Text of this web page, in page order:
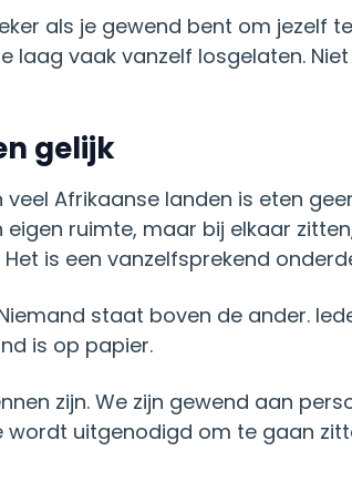
als je gewend bent om jezelf
laag vaak vanzelf losgelaten.
gelijk
Afrikaanse landen is eten
ruimte, maar bij elkaar
is een vanzelfsprekend
staat boven de ander.
is op papier.
zijn. We zijn gewend aan
uitgenodigd om te gaan